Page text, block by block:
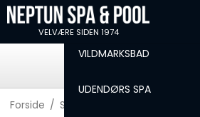
VELVÆRE SIDEN 1974
HURTIG LEVERING
Forside / Shop
VILDMARKSBAD
UDENDØRS SPA